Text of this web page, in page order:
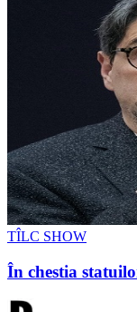
TÎLC SHOW
În chestia